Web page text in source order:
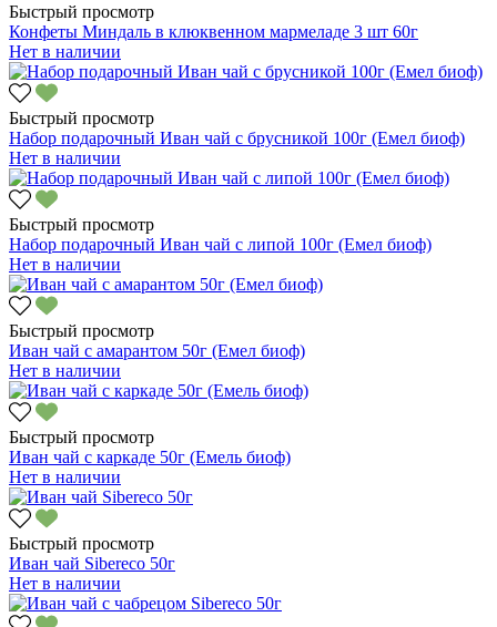
Быстрый просмотр
Конфеты Миндаль в клюквенном мармеладе 3 шт 60г
Нет в наличии
Быстрый просмотр
Набор подарочный Иван чай с брусникой 100г (Емел биоф)
Нет в наличии
Быстрый просмотр
Набор подарочный Иван чай с липой 100г (Емел биоф)
Нет в наличии
Быстрый просмотр
Иван чай с амарантом 50г (Емел биоф)
Нет в наличии
Быстрый просмотр
Иван чай с каркаде 50г (Емель биоф)
Нет в наличии
Быстрый просмотр
Иван чай Sibereco 50г
Нет в наличии